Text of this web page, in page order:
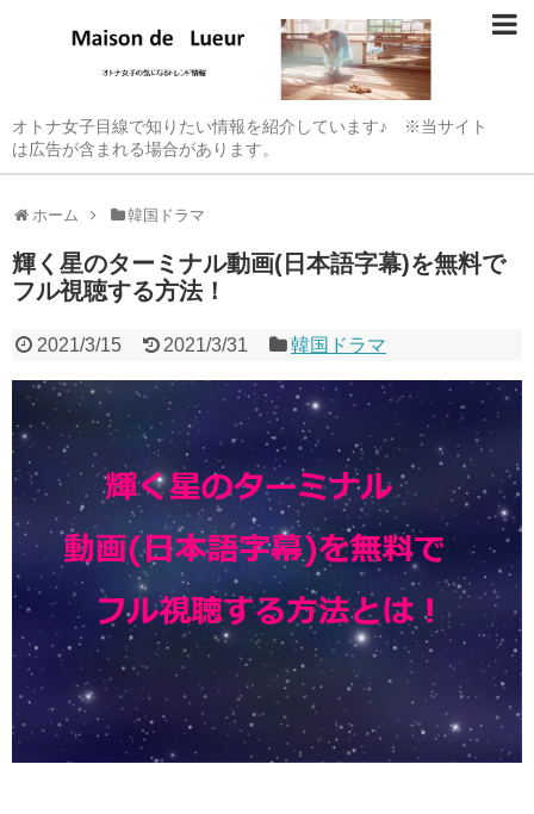
オトナ女子目線で知りたい情報を紹介しています♪ ※当サイト
は広告が含まれる場合があります。
ホーム 韓国ドラマ
輝く星のターミナル動画(日本語字幕)を無料で
フル視聴する方法！
2021/3/15 2021/3/31 韓国ドラマ